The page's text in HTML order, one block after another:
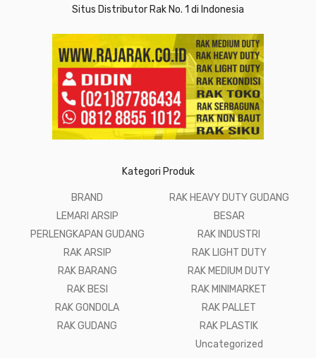
Situs Distributor Rak No. 1 di Indonesia
Kategori Produk
BRAND
LEMARI ARSIP
PERLENGKAPAN GUDANG
RAK ARSIP
RAK BARANG
RAK BESI
RAK GONDOLA
RAK GUDANG
RAK HEAVY DUTY GUDANG
BESAR
RAK INDUSTRI
RAK LIGHT DUTY
RAK MEDIUM DUTY
RAK MINIMARKET
RAK PALLET
RAK PLASTIK
Uncategorized